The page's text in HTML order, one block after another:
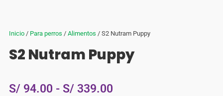
Inicio / Para perros / Alimentos / S2 Nutram Puppy
S2 Nutram Puppy
S/ 94.00 - S/ 339.00